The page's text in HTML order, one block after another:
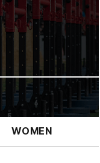
WOMEN